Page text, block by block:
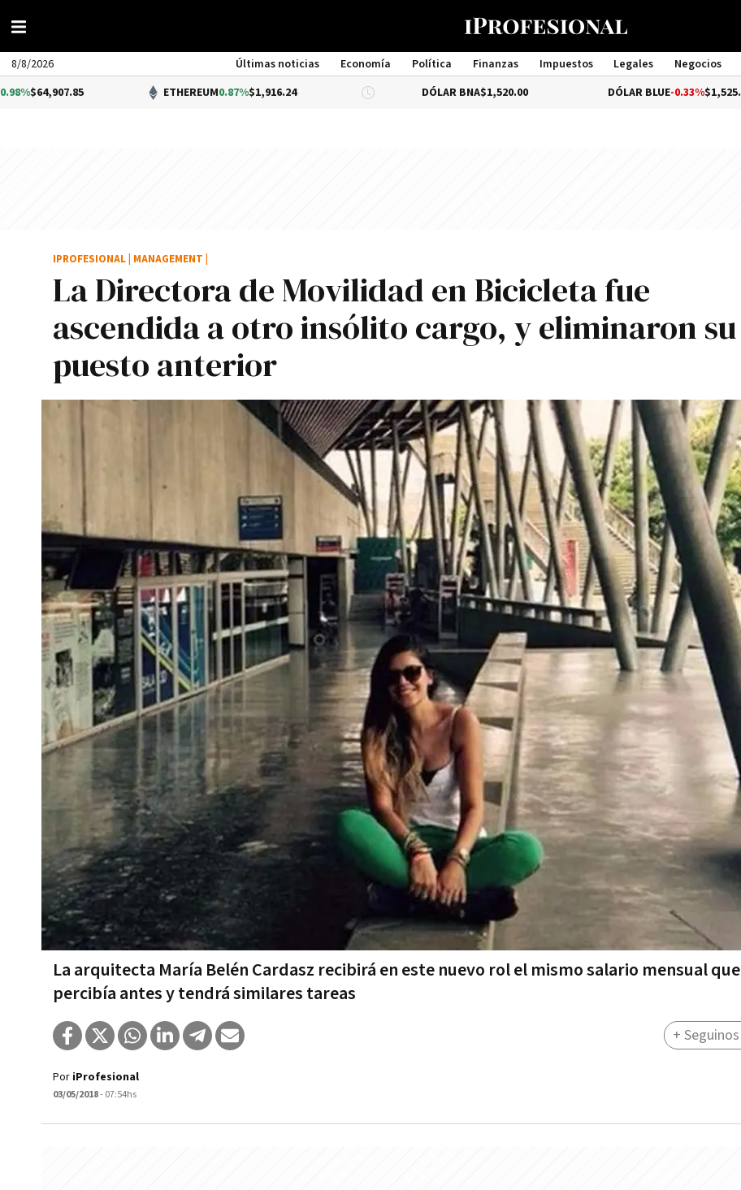
8/8/2026 Últimas noticias Economía Política Finanzas Impuestos Legales Negocios
Management
ETHEREUM0.87%$1,916.24 DÓLAR BNA$1,520.00 DÓLAR BLUE-0.33%$1,525.00
La Directora de Movilidad en Bicicleta fue
ascendida a otro insólito cargo, y eliminaron su
puesto anterior
La arquitecta María Belén Cardasz recibirá en este nuevo rol el mismo salario mensual que
percibía antes y tendrá similares tareas
IPROFESIONAL MANAGEMENT
Por iProfesional
03/05/2018- 07:54hs
+